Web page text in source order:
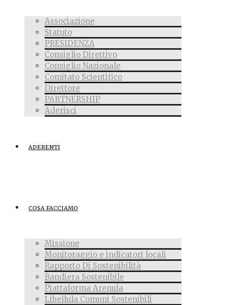
Associazione
Statuto
PRESIDENZA
Consiglio Direttivo
Consiglio Nazionale
Comitato Scientifico
Direttore
PARTNERSHIP
Aderisci
ADERENTI
COSA FACCIAMO
Missione
Monitoraggio e indicatori locali
Rapporto Di Sostenibilità
Bandiera Sostenibile
Piattaforma Arenula
Libellula Comuni Sostenibili